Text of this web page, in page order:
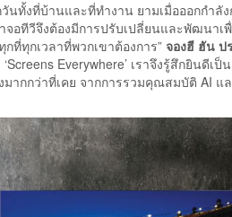
นทั้งที่บ้านและที่ทำงาน ยามเมื่อออกกำลั
อทีวีจึงต้องมีการปรับเปลี่ยนและพัฒนาเ
ที่ทุกเวลาที่พวกเขาต้องการ” จองฮี ฮัน ป
Everywhere’ เราจึงรู้สึกยินดี
ากกว่าที่เคย จากการรวมคุณสมบัติ AI แ